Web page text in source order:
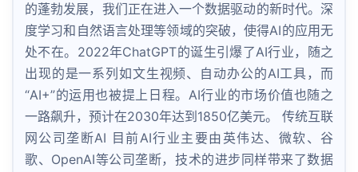
的蓬勃发展，我们正在进入一个数据驱动的新时代。深
度学习和自然语言处理等领域的突破，使得AI的应用无
处不在。2022年ChatGPT的诞生引爆了AI行业，随之
出现的是一系列如文生视频、自动办公的AI工具，而
“AI+”的运用也被提上日程。AI行业的市场价值也随之
一路飙升，预计在2030年达到1850亿美元。 传统互联
网公司垄断AI 目前AI行业主要由英伟达、微软、谷
歌、OpenAI等公司垄断，技术的进步同样带来了数据